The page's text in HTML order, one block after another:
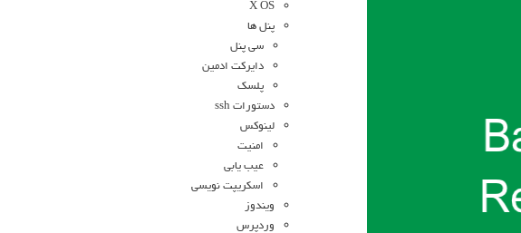
X OS
پنل ها
سی پنل
دایرکت ادمین
پلسک
دستورات ssh
لینوکس
امنیت
عیب یابی
اسکریپت نویسی
ویندوز
وردپرس